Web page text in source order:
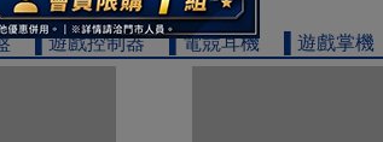
▌遊戲控制器 ▌電競耳機 ▌遊戲掌機